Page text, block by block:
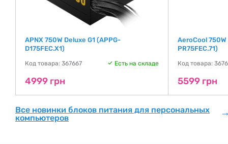
APNX 750W Deluxe G1 (APPG-
D175FEC.X1)
Код товара: 367667 Есть на складе
4999 грн
AeroCool
PR75FEC.71)
Код товара:
5599 грн
Все новинки блоков питания для персональных
компьютеров